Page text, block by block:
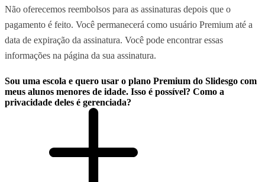
Não oferecemos reembolsos para as assinaturas depois que o
pagamento é feito. Você permanecerá como usuário Premium até a
data de expiração da assinatura. Você pode encontrar essas
informações na página da sua assinatura.
Sou uma escola e quero usar o plano Premium do Slidesgo com
meus alunos menores de idade. Isso é possível? Como a
privacidade deles é gerenciada?